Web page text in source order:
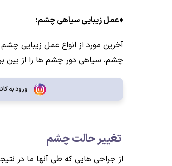
♦عمل زیبایی سیاهی چشم:
آخرین مورد از انواع عمل زیبایی
چشم، سیاهی دور چشم ها را از بین
ورود به
تغییر حالت چشم
از جراحی هایی که طی آنها ما در